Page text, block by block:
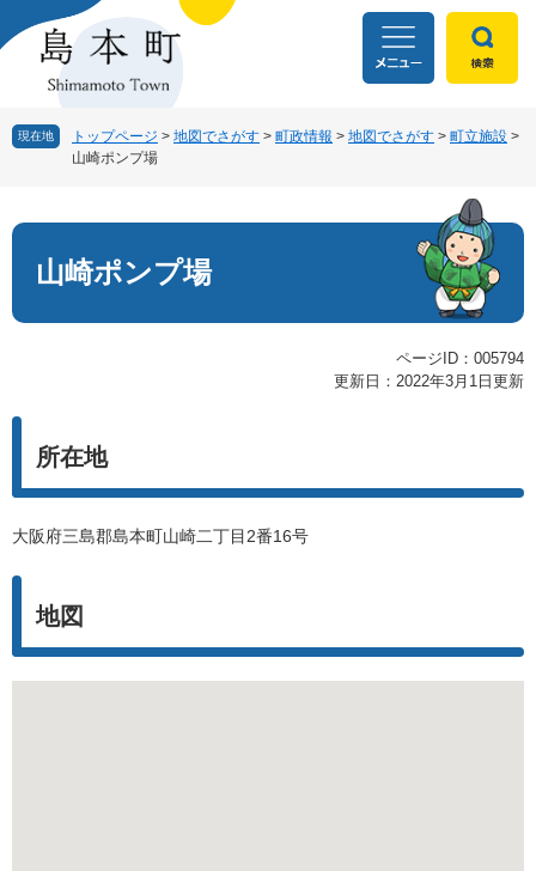
ー
ニ
本
現在地 トップページ > 地図でさがす > 町政情報 > 地図でさがす > 町立施設 >
山崎ポンプ場
文
山崎ポンプ場
ページID：005794
更新日：2022年3月1日更新
所在地
大阪府三島郡島本町山崎二丁目2番16号
地図